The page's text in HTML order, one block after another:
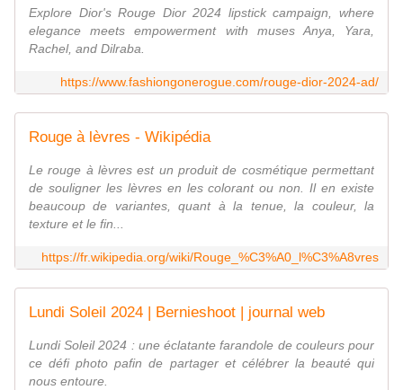
Explore Dior's Rouge Dior 2024 lipstick campaign, where
elegance meets empowerment with muses Anya, Yara,
Rachel, and Dilraba.
https://www.fashiongonerogue.com/rouge-dior-2024-ad/
Rouge à lèvres - Wikipédia
Le rouge à lèvres est un produit de cosmétique permettant
de souligner les lèvres en les colorant ou non. Il en existe
beaucoup de variantes, quant à la tenue, la couleur, la
texture et le fin...
https://fr.wikipedia.org/wiki/Rouge_%C3%A0_l%C3%A8vres
Lundi Soleil 2024 | Bernieshoot | journal web
Lundi Soleil 2024 : une éclatante farandole de couleurs pour
ce défi photo pafin de partager et célébrer la beauté qui
nous entoure.